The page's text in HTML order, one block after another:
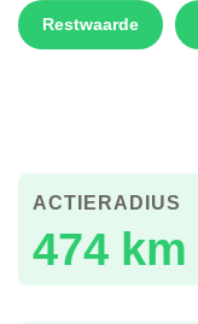
Restwaarde
474 km
ACTIERADIUS